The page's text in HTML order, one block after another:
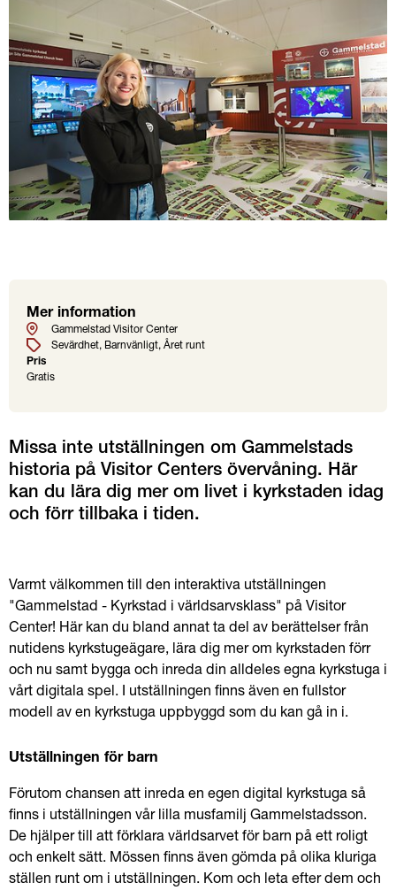
Mer information
Datum
Plats
Gammelstad Visitor Center
Etiketter
Sevärdhet Barnvänligt Året runt
Pris
Gratis
Missa inte utställningen om Gammelstads
historia på Visitor Centers övervåning. Här
kan du lära dig mer om livet i kyrkstaden idag
och förr tillbaka i tiden.
Varmt välkommen till den interaktiva utställningen
"Gammelstad - Kyrkstad i världsarvsklass" på Visitor
Center! Här kan du bland annat ta del av berättelser från
nutidens kyrkstugeägare, lära dig mer om kyrkstaden förr
och nu samt bygga och inreda din alldeles egna kyrkstuga i
vårt digitala spel. I utställningen finns även en fullstor
modell av en kyrkstuga uppbyggd som du kan gå in i.
Utställningen för barn
Förutom chansen att inreda en egen digital kyrkstuga så
finns i utställningen vår lilla musfamilj Gammelstadsson.
De hjälper till att förklara världsarvet för barn på ett roligt
och enkelt sätt. Mössen finns även gömda på olika kluriga
ställen runt om i utställningen. Kom och leta efter dem och